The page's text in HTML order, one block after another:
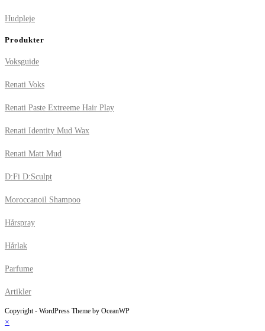
Hudpleje
Produkter
Voksguide
Renati Voks
Renati Paste Extreeme Hair Play
Renati Identity Mud Wax
Renati Matt Mud
D:Fi D:Sculpt
Moroccanoil Shampoo
Hårspray
Hårlak
Parfume
Artikler
Copyright - WordPress Theme by OceanWP
×